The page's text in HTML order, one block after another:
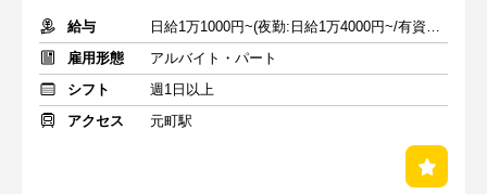
給与
日給1万1000円~(夜勤:日給1万4000円~/有資格+400円 以上)+各手当
雇用形態
アルバイト・パート
シフト
週1日以上
アクセス
元町駅